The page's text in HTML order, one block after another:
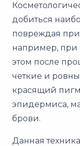
добиться
повреждая
например, при
этом после
четкие и
красящий
эпидермиса,
брови.
Данная